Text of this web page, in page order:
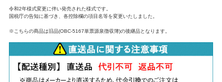
令和2年様式変更に伴い発売された様式です。
国税庁の告知に基づき、各控除欄の項目名等を変更いたしました。
※こちらの商品は旧品(OBC-5167単票源泉徴収簿)の後継品となります。